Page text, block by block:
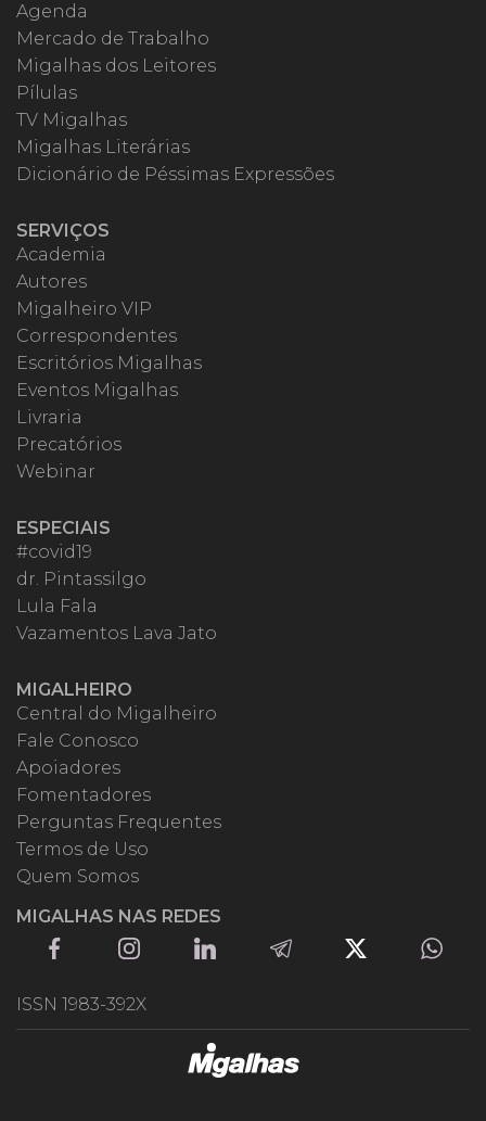
Agenda
Mercado de Trabalho
Migalhas dos Leitores
Pílulas
TV Migalhas
Migalhas Literárias
Dicionário de Péssimas Expressões
SERVIÇOS
Academia
Autores
Migalheiro VIP
Correspondentes
Escritórios Migalhas
Eventos Migalhas
Livraria
Precatórios
Webinar
ESPECIAIS
#covid19
dr. Pintassilgo
Lula Fala
Vazamentos Lava Jato
MIGALHEIRO
Central do Migalheiro
Fale Conosco
Apoiadores
Fomentadores
Perguntas Frequentes
Termos de Uso
Quem Somos
MIGALHAS NAS REDES
ISSN 1983-392X